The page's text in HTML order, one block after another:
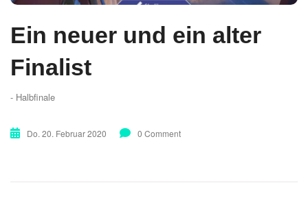
Ein neuer und ein alter
Finalist
- Halbfinale
Do. 20. Februar 2020 0 Comment